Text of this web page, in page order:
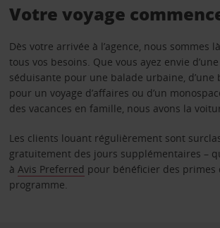
Votre voyage
Dès votre arrivée à l’agence, nous sommes
tous vos besoins. Que vous ayez envie
séduisante pour une balade urbaine, d’une
pour un voyage d’affaires ou d’un
des vacances en famille, nous avons la
Les clients louant régulièrement sont
gratuitement des jours supplémentaires –
à Avis Preferred pour bénéficier des primes
programme.